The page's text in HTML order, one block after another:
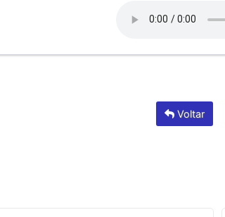
Voltar